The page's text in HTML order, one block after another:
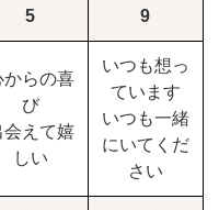
5 9
からの喜
び
会えて嬉
しい
いつも想っ
ています
いつも一緒
にいてくだ
さい